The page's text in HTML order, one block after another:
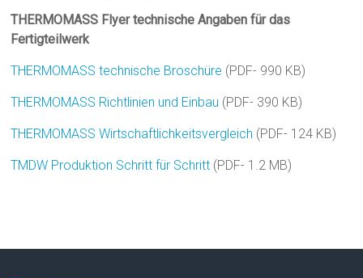
THERMOMASS Flyer technische Angaben für das
Fertigteilwerk
THERMOMASS technische Broschüre (PDF- 990 KB)
THERMOMASS Richtlinien und Einbau (PDF- 390 KB)
THERMOMASS Wirtschaftlichkeitsvergleich (PDF- 124 KB)
TMDW Produktion Schritt für Schritt (PDF- 1.2 MB)